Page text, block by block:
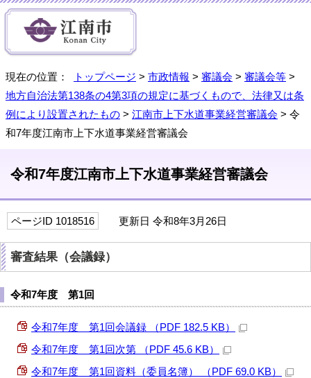
現在の位置： トップページ > 市政情報 > 審議会 > 審議会等 >
地方自治法第138条の4第3項の規定に基づくもので、法律又は条
例により設置されたもの > 江南市上下水道事業経営審議会 > 令
和7年度江南市上下水道事業経営審議会
令和7年度江南市上下水道事業経営審議会
ページID 1018516 更新日 令和8年3月26日
審査結果（会議録）
令和7年度 第1回
令和7年度 第1回会議録 （PDF 182.5 KB）
令和7年度 第1回次第 （PDF 45.6 KB）
令和7年度 第1回資料（委員名簿） （PDF 69.0 KB）